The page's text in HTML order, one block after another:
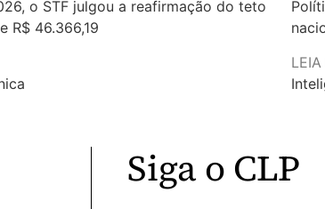
o STF julgou a reafirmação do teto
R$ 46.366,19
Siga o CLP